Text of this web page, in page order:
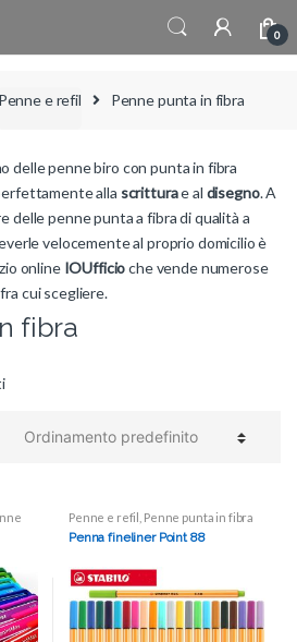
0
Penne e refil Penne punta in fibra
delle penne biro con punta in fibra
alla scritturae al disegno. A
delle penne punta a fibra di qualità a
velocemente al proprio domicilio è
online IOUfficioche vende numerose
cui scegliere.
fibra
Penne e refil Penne punta in fibra
Penna fineliner Point 88